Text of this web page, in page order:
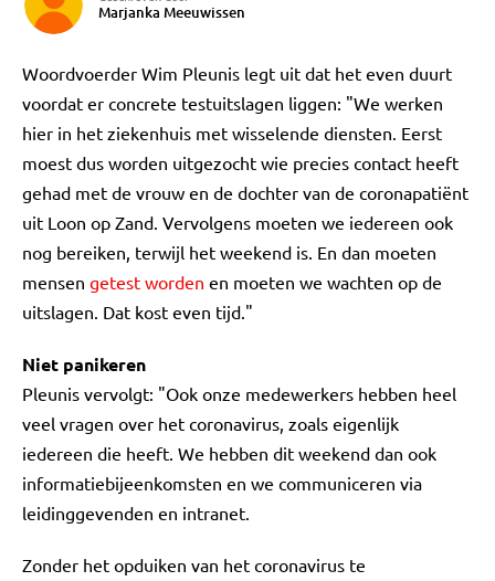
Marjanka Meeuwissen
Woordvoerder Wim Pleunis legt uit dat het even duurt
voordat er concrete testuitslagen liggen: "We werken
hier in het ziekenhuis met wisselende diensten. Eerst
moest dus worden uitgezocht wie precies contact heeft
gehad met de vrouw en de dochter van de coronapatiënt
uit Loon op Zand. Vervolgens moeten we iedereen ook
nog bereiken, terwijl het weekend is. En dan moeten
mensen getest worden en moeten we wachten op de
uitslagen. Dat kost even tijd."
Niet panikeren
Pleunis vervolgt: "Ook onze medewerkers hebben heel
veel vragen over het coronavirus, zoals eigenlijk
iedereen die heeft. We hebben dit weekend dan ook
informatiebijeenkomsten en we communiceren via
leidinggevenden en intranet.
Zonder het opduiken van het coronavirus te